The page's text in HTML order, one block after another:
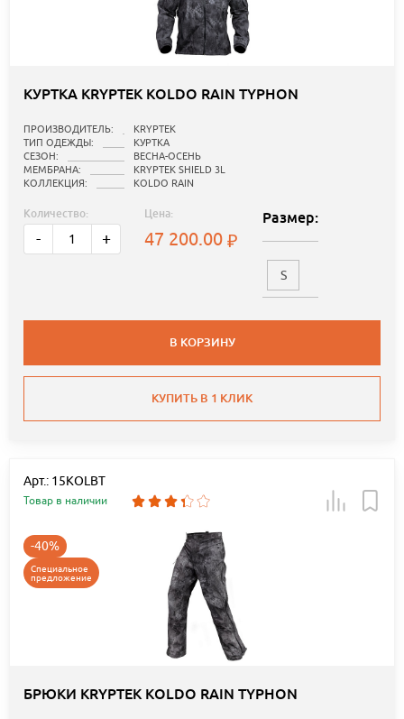
КУРТКА KRYPTEK KOLDO RAIN TYPHON
ПРОИЗВОДИТЕЛЬ:
KRYPTEK
ТИП ОДЕЖДЫ:
КУРТКА
СЕЗОН:
ВЕСНА-ОСЕНЬ
МЕМБРАНА:
KRYPTEK SHIELD 3L
КОЛЛЕКЦИЯ:
KOLDO RAIN
Количество:
- +
Цена:
47 200.00
Размер:
S
В КОРЗИНУ
КУПИТЬ В 1 КЛИК
Арт.: 15KOLBT
Товар в наличии
-40%
Специальное
предложение
БРЮКИ KRYPTEK KOLDO RAIN TYPHON